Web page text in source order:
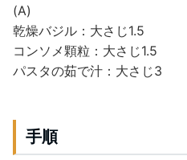
(A)
乾燥バジル：大さじ1.5
コンソメ顆粒：大さじ1.5
パスタの茹で汁：大さじ3
手順